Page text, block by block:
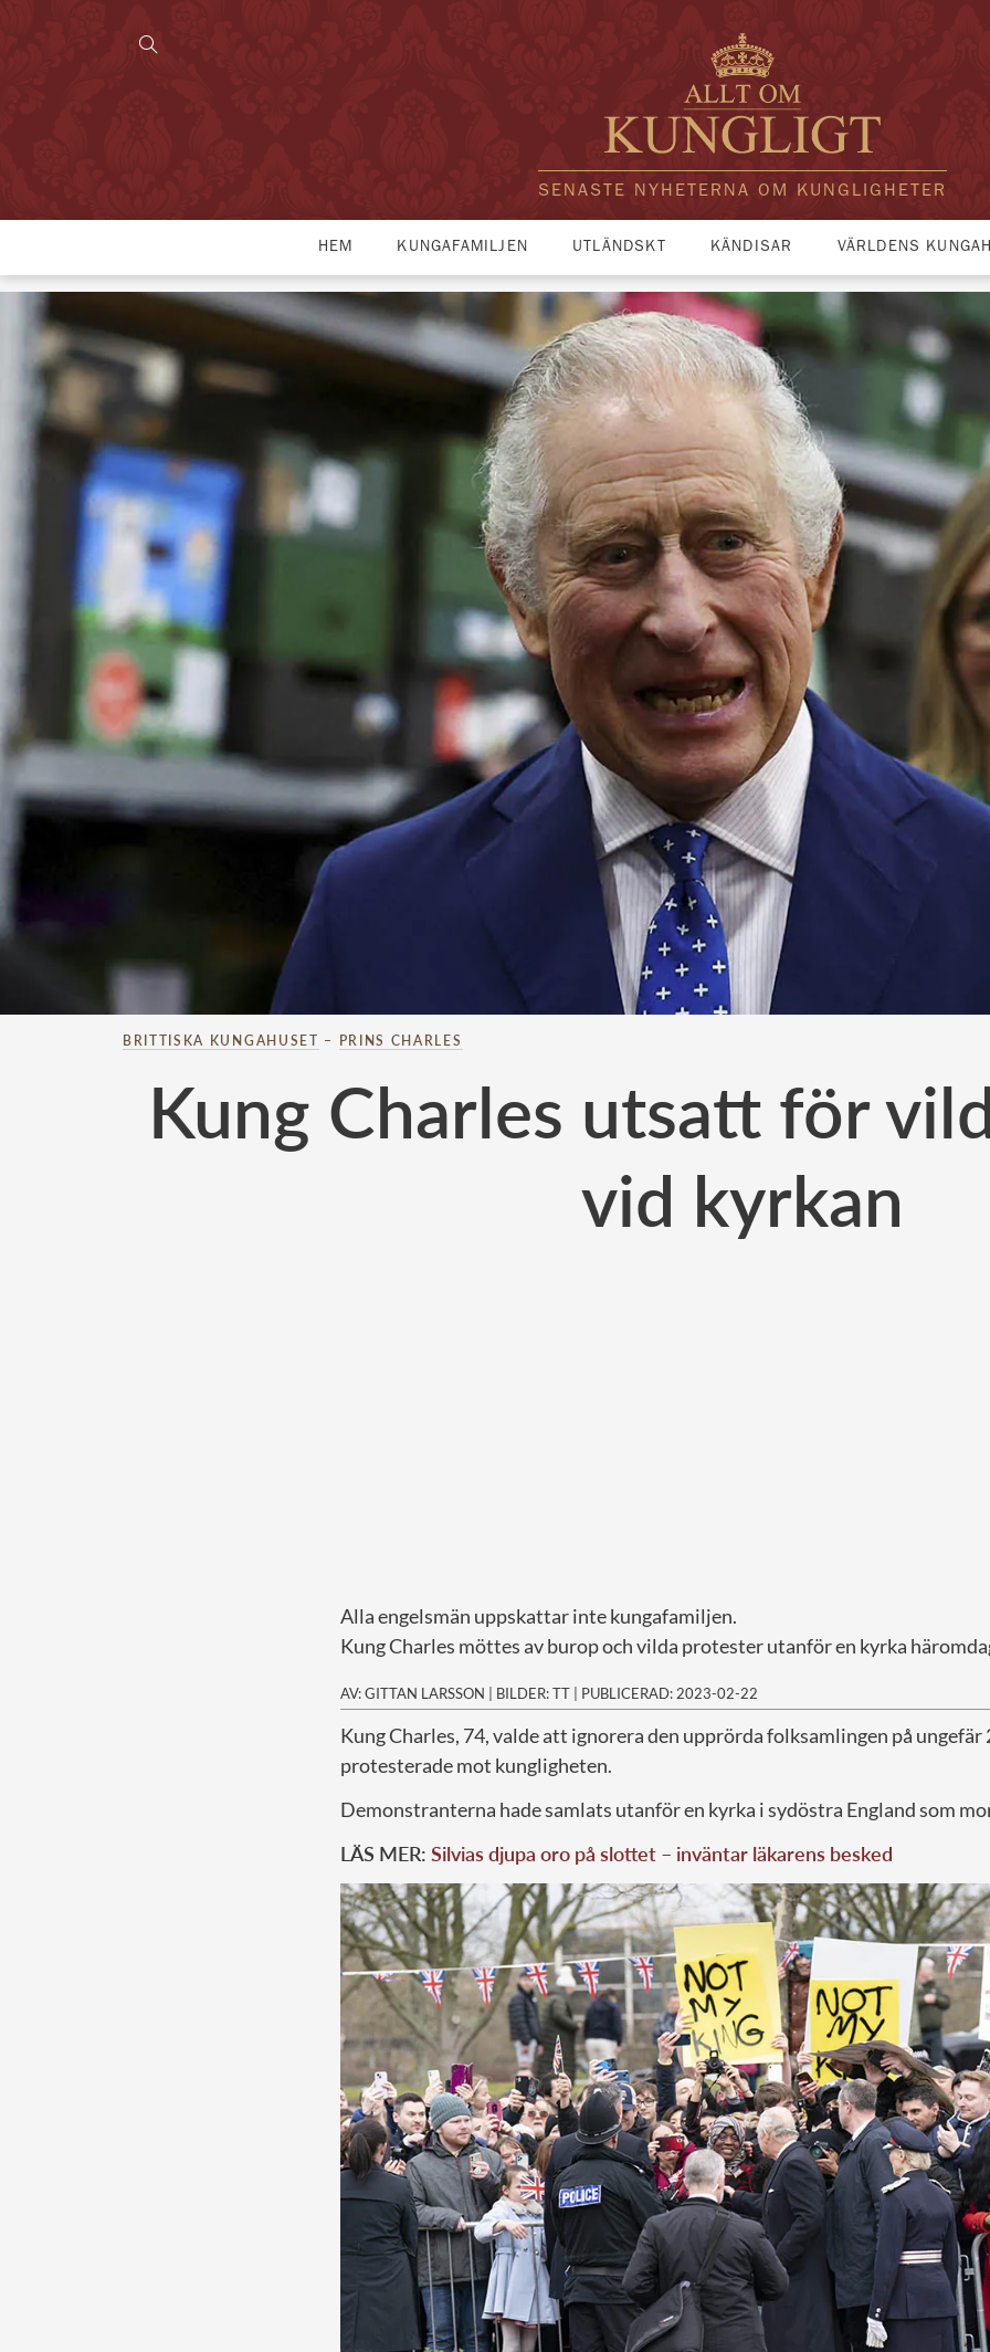
SENASTE NYHETERNA OM KUNGLIGHETER
HEM KUNGAFAMILJEN UTLÄNDSKT KÄNDISAR VÄRLDENS
BRITTISKA KUNGAHUSET – PRINS CHARLES
Kung Charles utsatt för
vid kyrkan
Alla engelsmän uppskattar inte kungafamiljen.
Kung Charles möttes av burop och vilda protester utanför en kyrka
AV: GITTAN LARSSON | BILDER: TT | PUBLICERAD: 2023-02-22
Kung Charles, 74, valde att ignorera den upprörda folksamlingen på ungefär
protesterade mot kungligheten.
Demonstranterna hade samlats utanför en kyrka i sydöstra England som
LÄS MER: Silvias djupa oro på slottet – inväntar läkarens besked